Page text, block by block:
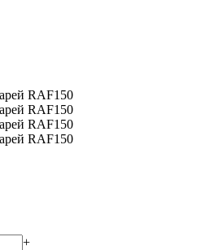
+